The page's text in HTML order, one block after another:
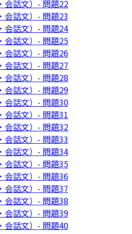
会話文）- 問題22
会話文）- 問題23
会話文）- 問題24
会話文）- 問題25
会話文）- 問題26
会話文）- 問題27
会話文）- 問題28
会話文）- 問題29
会話文）- 問題30
会話文）- 問題31
会話文）- 問題32
会話文）- 問題33
会話文）- 問題34
会話文）- 問題35
会話文）- 問題36
会話文）- 問題37
会話文）- 問題38
会話文）- 問題39
会話文）- 問題40